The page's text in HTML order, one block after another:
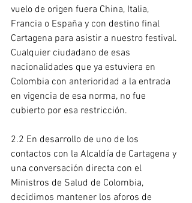
vuelo de origen fuera China, Italia,
Francia o España y con destino final
Cartagena para asistir a nuestro festival.
Cualquier ciudadano de esas
nacionalidades que ya estuviera en
Colombia con anterioridad a la entrada
en vigencia de esa norma, no fue
cubierto por esa restricción.
2.2 En desarrollo de uno de los
contactos con la Alcaldía de Cartagena y
una conversación directa con el
Ministros de Salud de Colombia,
decidimos mantener los aforos de